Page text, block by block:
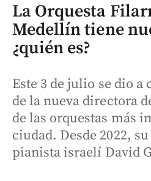
La Orquesta
Medellín tiene
¿quién es?
Este 3 de julio se dio
de la nueva directora
de las orquestas más
ciudad. Desde 2022,
pianista israelí David